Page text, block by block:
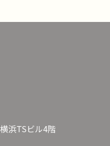
浜TSビル4階